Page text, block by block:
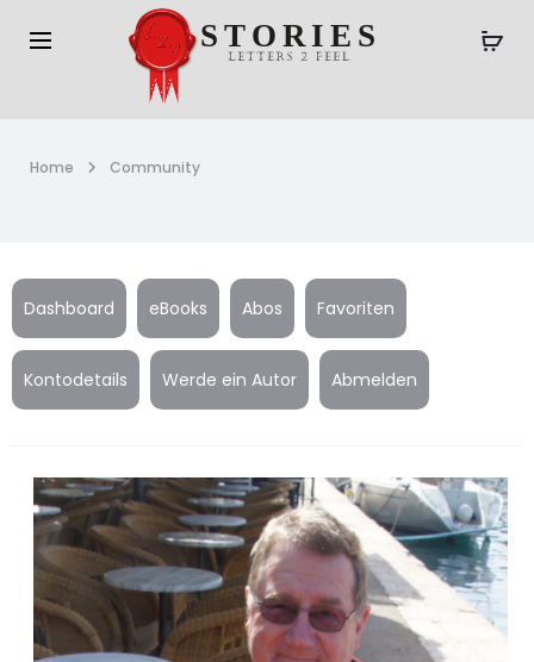
Home Community
Dashboard eBooks Abos Favoriten
Kontodetails Werde ein Autor Abmelden